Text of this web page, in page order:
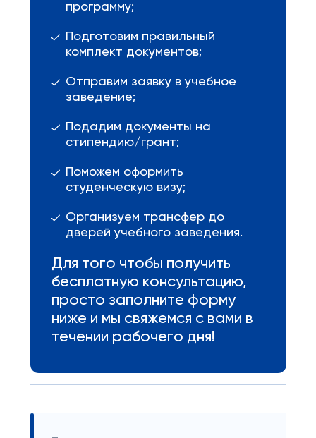
программу;
Подготовим правильный
комплект документов;
Отправим заявку в учебное
заведение;
Подадим документы на
стипендию/грант;
Поможем оформить
студенческую визу;
Организуем трансфер до
дверей учебного заведения.
Для того чтобы получить
бесплатную консультацию,
просто заполните форму
ниже и мы свяжемся с вами в
течении рабочего дня!